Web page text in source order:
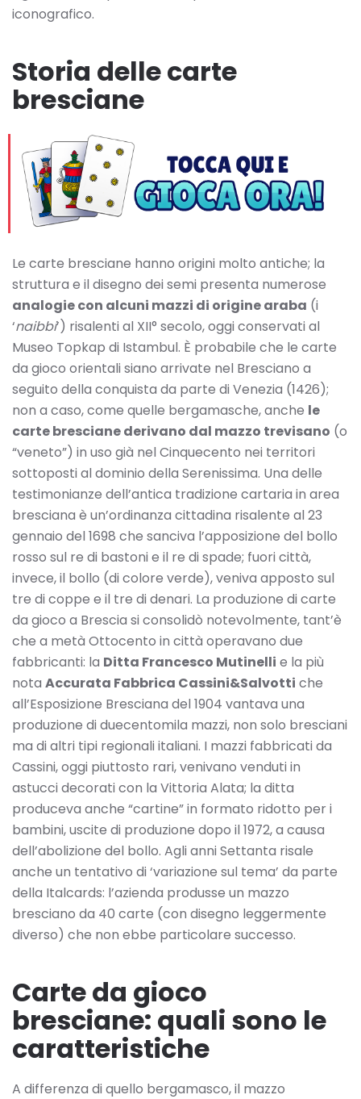
iconografico.
Storia delle carte
bresciane
Le carte bresciane hanno origini molto antiche; la
struttura e il disegno dei semi presenta numerose
analogie con alcuni mazzi di origine araba (i
‘naibbi’) risalenti al XII° secolo, oggi conservati al
Museo Topkap di Istambul. È probabile che le carte
da gioco orientali siano arrivate nel Bresciano a
seguito della conquista da parte di Venezia (1426);
non a caso, come quelle bergamasche, anche le
carte bresciane derivano dal mazzo trevisano (o
“veneto”) in uso già nel Cinquecento nei territori
sottoposti al dominio della Serenissima. Una delle
testimonianze dell’antica tradizione cartaria in area
bresciana è un’ordinanza cittadina risalente al 23
gennaio del 1698 che sanciva l’apposizione del bollo
rosso sul re di bastoni e il re di spade; fuori città,
invece, il bollo (di colore verde), veniva apposto sul
tre di coppe e il tre di denari. La produzione di carte
da gioco a Brescia si consolidò notevolmente, tant’è
che a metà Ottocento in città operavano due
fabbricanti: la Ditta Francesco Mutinelli e la più
nota Accurata Fabbrica Cassini&Salvotti che
all’Esposizione Bresciana del 1904 vantava una
produzione di duecentomila mazzi, non solo bresciani
ma di altri tipi regionali italiani. I mazzi fabbricati da
Cassini, oggi piuttosto rari, venivano venduti in
astucci decorati con la Vittoria Alata; la ditta
produceva anche “cartine” in formato ridotto per i
bambini, uscite di produzione dopo il 1972, a causa
dell’abolizione del bollo. Agli anni Settanta risale
anche un tentativo di ‘variazione sul tema’ da parte
della Italcards: l’azienda produsse un mazzo
bresciano da 40 carte (con disegno leggermente
diverso) che non ebbe particolare successo.
Carte da gioco
bresciane: quali sono le
caratteristiche
A differenza di quello bergamasco, il mazzo